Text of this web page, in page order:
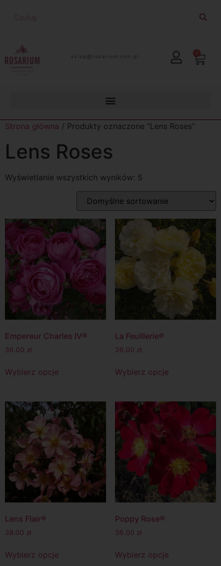
lp.moc.muirasor@pelks 0
Strona główna / Produkty oznaczone “Lens Roses”
Lens Roses
Wyświetlanie wszystkich wyników: 5
Empereur Charles IV®
36.00 zł
Wybierz opcje
La Feuillerie®
36.00 zł
Wybierz opcje
Lens Flair®
38.00 zł
Wybierz opcje
Poppy Rose®
36.00 zł
Wybierz opcje